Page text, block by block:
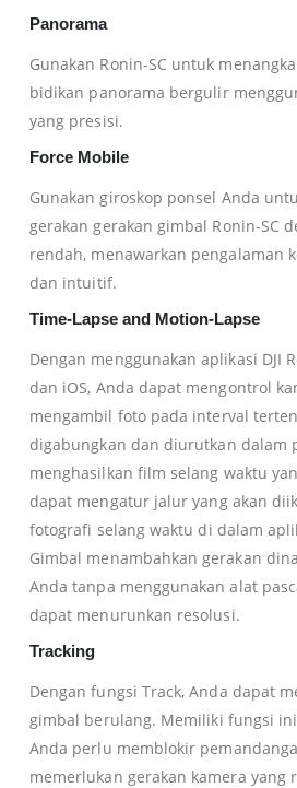
Panorama
Gunakan Ronin-SC untuk
bidikan panorama bergulir
yang presisi.
Force Mobile
Gunakan giroskop ponsel Anda
gerakan gerakan gimbal Ronin-SC
rendah, menawarkan pengalaman
dan intuitif.
Time-Lapse and Motion-Lapse
Dengan menggunakan aplikasi DJI
dan iOS, Anda dapat mengontrol
mengambil foto pada interval
digabungkan dan diurutkan dalam
menghasilkan film selang waktu
dapat mengatur jalur yang akan
fotografi selang waktu di dalam
Gimbal menambahkan gerakan
Anda tanpa menggunakan alat
dapat menurunkan resolusi.
Tracking
Dengan fungsi Track, Anda dapat
gimbal berulang. Memiliki fungsi
Anda perlu memblokir
memerlukan gerakan kamera yang